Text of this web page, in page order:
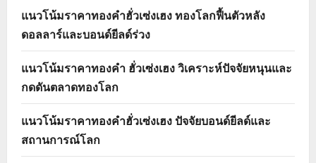
แนวโน้มราคาทองคำฮั่วเซ่งเฮง ทองโลกฟื้นตัวหลัง
ดอลลาร์และบอนด์ยีลด์ร่วง
แนวโน้มราคาทองคำ ฮั่วเซ่งเฮง วิเคราะห์ปัจจัยหนุนและ
กดดันตลาดทองโลก
แนวโน้มราคาทองคำฮั่วเซ่งเฮง ปัจจัยบอนด์ยีลด์และ
สถานการณ์โลก